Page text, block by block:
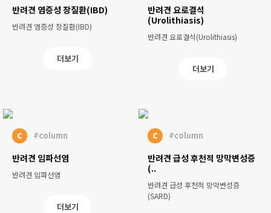
반려견 염증성 장질환(IBD)
반려견 염증성 장질환(IBD)
더보기
반려견 요로결석
(Urolithiasis)
반려견 요로결석(Urolithiasis)
더보기
c #column
반려견 임파선염
반려견 임파선염
더보기
c #column
반려견 급성 후천적 망막변성증
(..
반려견 급성 후천적 망막변성증
(SARD)